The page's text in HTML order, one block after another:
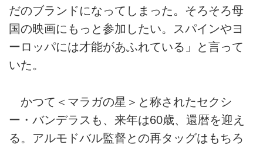
だのブランドになってしまった。そろそろ母
国の映画にもっと参加したい。スパインやヨ
ーロッパには才能があふれている」と言って
いた。
かつて＜マラガの星＞と称されたセクシ
ー・バンデラスも、来年は60歳、還暦を迎え
る。アルモドバル監督との再タッグはもちろ